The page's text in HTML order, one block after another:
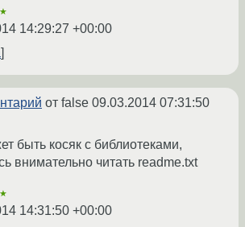
★
14:29:27 +00:00
от false 09.03.2014 07:31:50
быть косяк с библиотеками,
внимательно читать readme.txt
★
14:31:50 +00:00